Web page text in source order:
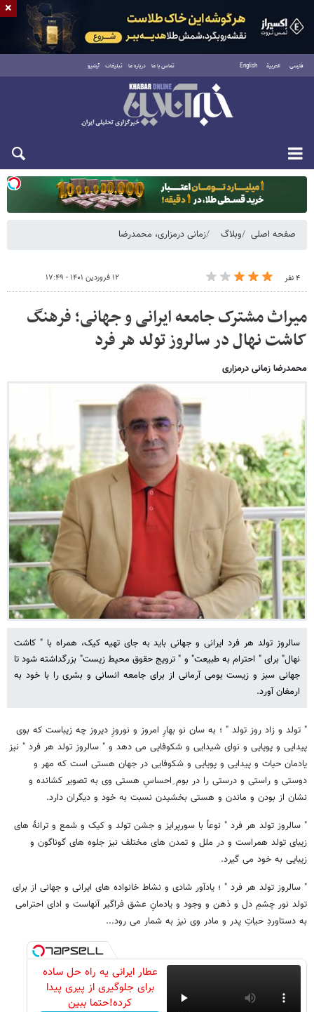
فارسی العربية English تماس با ما درباره ما تبلیغات آرشیو
سه‌شنبه ۲۰ مرداد ۱۴۰۵
صفحه اصلی وبلاگ زمانی درمزاری، محمدرضا
۴ نفر ۱۲ فروردین ۱۴۰۱ - ۱۷:۴۹
میراث مشترک جامعه ایرانی و جهانی؛ فرهنگ
کاشت نهال در سالروز تولد هر فرد
محمدرضا زمانی درمزاری
سالروز تولد هر فرد ایرانی و جهانی باید به جای تهیه کیک، همراه با " کاشت
نهال" برای " احترام به طبیعت" و " ترویج حقوق محیط زیست" بزرگداشته شود تا
جهانی سبز و زیست بومی آرمانی از برای جامعه انسانی و بشری را با خود به
ارمغان آورد.
" تولد و زاد روز تولد " ؛ به سان نو بهارِ امروز و نوروزِ دیروز چه زیباست که بوی
پیدایی و پویایی و نوای شیدایی و شکوفایی می دهد و " سالروز تولد هر فرد " نیز
یادمان حیات و پیدایی و پویایی و شکوفایی در جهان هستی است که مهر و
دوستی و راستی و درستی را در بوم ِاحساسِ هستی وی به تصویر کشانده و
نشان از بودن و ماندن و هستی بخشیدن نسبت به خود و دیگران دارد.
" سالروز تولد هر فرد " نوعاً با سورپرایز و جشن تولد و کیک و شمع و ترانۀ های
زیبای تولد همراست و در ملل و تمدن های مختلف نیز جلوه های گوناگون و
زیبایی به خود می گیرد.
" سالروز تولد هر فرد " ؛ یادآور شادی و نشاط خانواده های ایرانی و جهانی از برای
تولد نور چشمِ دل و ذهن و وجود و یادمانِ عشق فراگیر آنهاست و ادای احترامی
به دستاوردِ حیاتِ پدر و مادر وی نیز به شمار می رود...
عطار ایرانی یه راه حل ساده
برای جلوگیری از پیری پیدا
کرده!حتما ببین
×